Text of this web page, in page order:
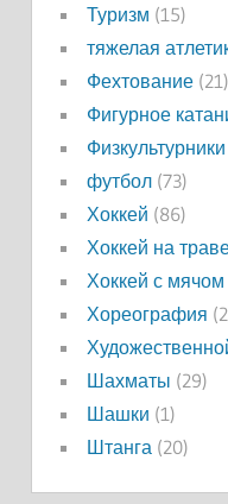
Туризм (15)
тяжелая
Фехтование(21)
Фигурное
футбол(73)
Хоккей (86)
Хоккей на
Хоккей с мячом
Хореография
Шахматы (29)
Шашки (1)
Штанга (20)